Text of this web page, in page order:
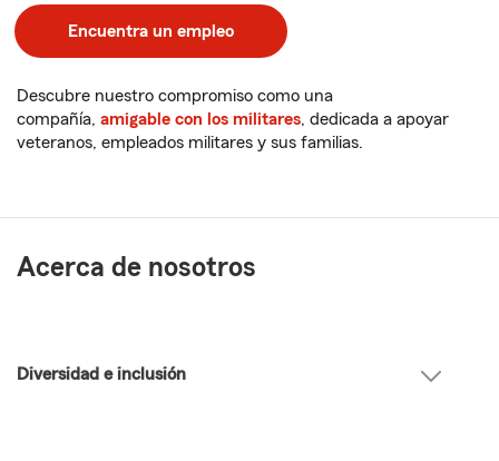
Encuentra un empleo
Descubre nuestro compromiso como una
compañía, amigable con los militares, dedicada a apoyar
veteranos, empleados militares y sus familias.
Acerca de nosotros
Diversidad e inclusión